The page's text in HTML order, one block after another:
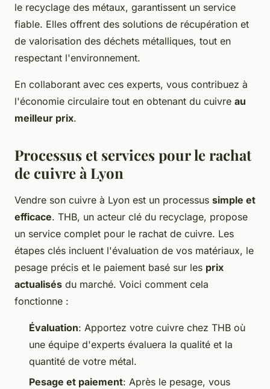
le recyclage des métaux, garantissent un service
fiable. Elles offrent des solutions de récupération et
de valorisation des déchets métalliques, tout en
respectant l'environnement.
En collaborant avec ces experts, vous contribuez à
l'économie circulaire tout en obtenant du cuivre au
meilleur prix.
Processus et services pour le rachat
de cuivre à Lyon
Vendre son cuivre à Lyon est un processus simple et
efficace. THB, un acteur clé du recyclage, propose
un service complet pour le rachat de cuivre. Les
étapes clés incluent l'évaluation de vos matériaux, le
pesage précis et le paiement basé sur les prix
actualisés du marché. Voici comment cela
fonctionne :
Évaluation: Apportez votre cuivre chez THB où
une équipe d'experts évaluera la qualité et la
quantité de votre métal.
Pesage et paiement: Après le pesage, vous